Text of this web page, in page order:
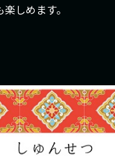
しめます。